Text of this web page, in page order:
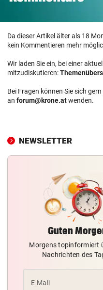
Da dieser Artikel älter als 18
kein Kommentieren mehr
Wir laden Sie ein, bei einer
mitzudiskutieren:
Bei Fragen können Sie sich
an forum@krone.atwenden.
NEWSLETTER
Guten
Morgens topinformiert
Nachrichten des
E-Mail